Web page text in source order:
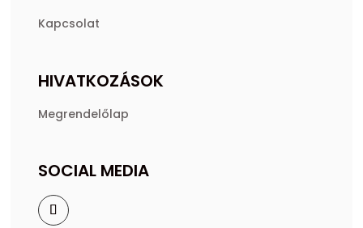
Kapcsolat
HIVATKOZÁSOK
Megrendelőlap
SOCIAL MEDIA